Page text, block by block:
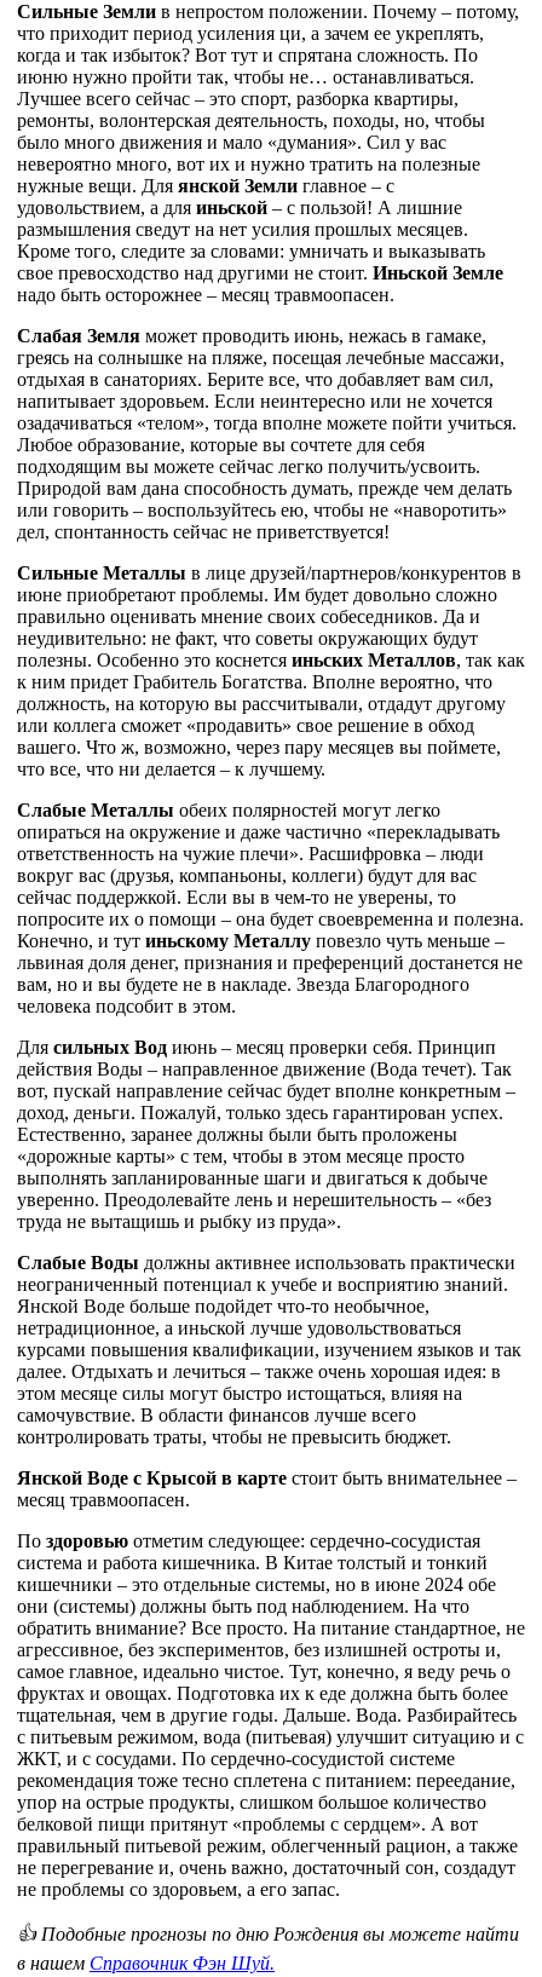
Сильные Земли в непростом положении. Почему – потому,
что приходит период усиления ци, а зачем ее укреплять,
когда и так избыток? Вот тут и спрятана сложность. По
июню нужно пройти так, чтобы не… останавливаться.
Лучшее всего сейчас – это спорт, разборка квартиры,
ремонты, волонтерская деятельность, походы, но, чтобы
было много движения и мало «думания». Сил у вас
невероятно много, вот их и нужно тратить на полезные
нужные вещи. Для янской Земли главное – с
удовольствием, а для иньской – с пользой! А лишние
размышления сведут на нет усилия прошлых месяцев.
Кроме того, следите за словами: умничать и выказывать
свое превосходство над другими не стоит. Иньской Земле
надо быть осторожнее – месяц травмоопасен.
Слабая Земля может проводить июнь, нежась в гамаке,
греясь на солнышке на пляже, посещая лечебные массажи,
отдыхая в санаториях. Берите все, что добавляет вам сил,
напитывает здоровьем. Если неинтересно или не хочется
озадачиваться «телом», тогда вполне можете пойти учиться.
Любое образование, которые вы сочтете для себя
подходящим вы можете сейчас легко получить/усвоить.
Природой вам дана способность думать, прежде чем делать
или говорить – воспользуйтесь ею, чтобы не «наворотить»
дел, спонтанность сейчас не приветствуется!
Сильные Металлы в лице друзей/партнеров/конкурентов в
июне приобретают проблемы. Им будет довольно сложно
правильно оценивать мнение своих собеседников. Да и
неудивительно: не факт, что советы окружающих будут
полезны. Особенно это коснется иньских Металлов, так как
к ним придет Грабитель Богатства. Вполне вероятно, что
должность, на которую вы рассчитывали, отдадут другому
или коллега сможет «продавить» свое решение в обход
вашего. Что ж, возможно, через пару месяцев вы поймете,
что все, что ни делается – к лучшему.
Слабые Металлы обеих полярностей могут легко
опираться на окружение и даже частично «перекладывать
ответственность на чужие плечи». Расшифровка – люди
вокруг вас (друзья, компаньоны, коллеги) будут для вас
сейчас поддержкой. Если вы в чем-то не уверены, то
попросите их о помощи – она будет своевременна и полезна.
Конечно, и тут иньскому Металлу повезло чуть меньше –
львиная доля денег, признания и преференций достанется не
вам, но и вы будете не в накладе. Звезда Благородного
человека подсобит в этом.
Для сильных Вод июнь – месяц проверки себя. Принцип
действия Воды – направленное движение (Вода течет). Так
вот, пускай направление сейчас будет вполне конкретным –
доход, деньги. Пожалуй, только здесь гарантирован успех.
Естественно, заранее должны были быть проложены
«дорожные карты» с тем, чтобы в этом месяце просто
выполнять запланированные шаги и двигаться к добыче
уверенно. Преодолевайте лень и нерешительность – «без
труда не вытащишь и рыбку из пруда».
Слабые Воды должны активнее использовать практически
неограниченный потенциал к учебе и восприятию знаний.
Янской Воде больше подойдет что-то необычное,
нетрадиционное, а иньской лучше удовольствоваться
курсами повышения квалификации, изучением языков и так
далее. Отдыхать и лечиться – также очень хорошая идея: в
этом месяце силы могут быстро истощаться, влияя на
самочувствие. В области финансов лучше всего
контролировать траты, чтобы не превысить бюджет.
Янской Воде с Крысой в карте стоит быть внимательнее –
месяц травмоопасен.
По здоровью отметим следующее: сердечно-сосудистая
система и работа кишечника. В Китае толстый и тонкий
кишечники – это отдельные системы, но в июне 2024 обе
они (системы) должны быть под наблюдением. На что
обратить внимание? Все просто. На питание стандартное, не
агрессивное, без экспериментов, без излишней остроты и,
самое главное, идеально чистое. Тут, конечно, я веду речь о
фруктах и овощах. Подготовка их к еде должна быть более
тщательная, чем в другие годы. Дальше. Вода. Разбирайтесь
с питьевым режимом, вода (питьевая) улучшит ситуацию и с
ЖКТ, и с сосудами. По сердечно-сосудистой системе
рекомендация тоже тесно сплетена с питанием: переедание,
упор на острые продукты, слишком большое количество
белковой пищи притянут «проблемы с сердцем». А вот
правильный питьевой режим, облегченный рацион, а также
не перегревание и, очень важно, достаточный сон, создадут
не проблемы со здоровьем, а его запас.
👍 Подобные прогнозы по дню Рождения вы можете найти
в нашем Справочник Фэн Шуй.